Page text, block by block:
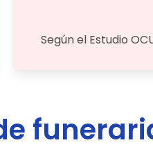
Según el Estudio